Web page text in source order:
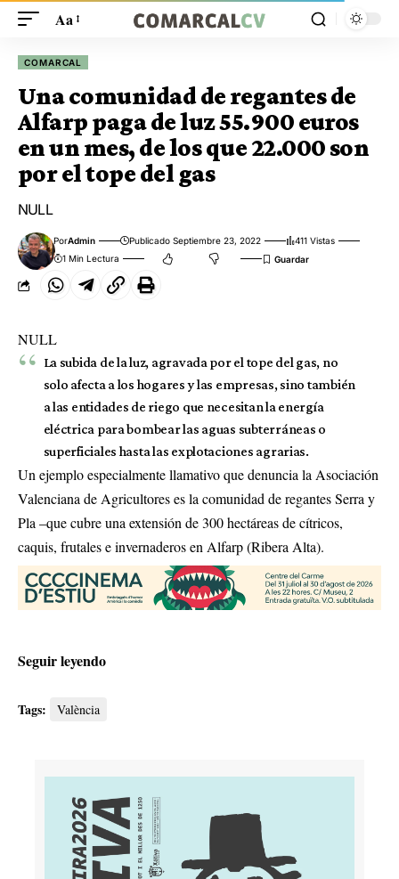
Aa
COMARCAL
Una comunidad de regantes de
Alfarp paga de luz 55.900 euros
en un mes, de los que 22.000 son
por el tope del gas
NULL
PorAdmin Publicado Septiembre 23, 2022
411 Vistas
1 Min Lectura
NULL
La subida de la luz, agravada por el tope del gas, no
solo afecta a los hogares y las empresas, sino también
a las entidades de riego que necesitan la energía
eléctrica para bombear las aguas subterráneas o
superficiales hasta las explotaciones agrarias.
Un ejemplo especialmente llamativo que denuncia la Asociación
Valenciana de Agricultores es la comunidad de regantes Serra y
Pla –que cubre una extensión de 300 hectáreas de cítricos,
caquis, frutales e invernaderos en Alfarp (Ribera Alta).
Seguir leyendo
Tags: València